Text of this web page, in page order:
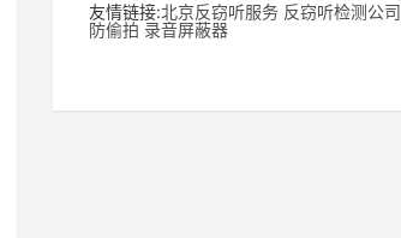
友情链接:北京反窃听服务 反窃听检测公司
防偷拍 录音屏蔽器